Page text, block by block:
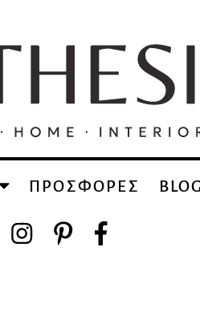
ΠΡΟΣΦΟΡΕΣ BLOG